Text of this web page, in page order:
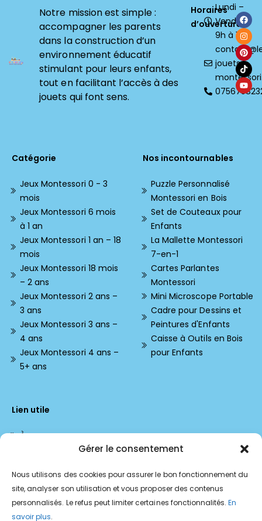
Gérer le consentement
Nous utilisons des cookies pour assurer le bon fonctionnement du
site, analyser son utilisation et vous proposer des contenus
personnalisés. Le refus peut limiter certaines fonctionnalités.En
savoir plus.
Notre mission est simple :
accompagner les parents
dans la construction d’un
environnement éducatif
stimulant pour leurs enfants,
tout en facilitant l’accès à des
jouets qui font sens.
Horaires
d’ouverture
Lundi –
Vendredi
9h à 18h
jouets-
Catégorie
Jeux Montessori 0 - 3
mois
Jeux Montessori 6 mois
à 1 an
Jeux Montessori 1 an – 18
mois
Jeux Montessori 18 mois
– 2 ans
Jeux Montessori 2 ans –
3 ans
Jeux Montessori 3 ans –
4 ans
Jeux Montessori 4 ans –
5+ ans
Nos incontournables
Puzzle Personnalisé
Montessori en Bois
Set de Couteaux pour
Enfants
La Mallette Montessori
7-en-1
Cartes Parlantes
Montessori
Mini Microscope Portable
Cadre pour Dessins et
Peintures d'Enfants
Caisse à Outils en Bois
pour Enfants
Lien utile
À propos
Contactez-nous
Suivre ma commande
Notre Blog Montessori
Retours et Remboursements